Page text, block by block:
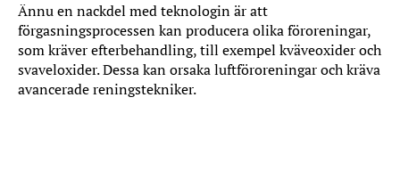
Ännu en nackdel med teknologin är att
förgasningsprocessen kan producera olika föroreningar,
som kräver efterbehandling, till exempel kväve­oxider och
svavel­oxider. Dessa kan orsaka luftföroreningar och kräva
avancerade reningstekniker.